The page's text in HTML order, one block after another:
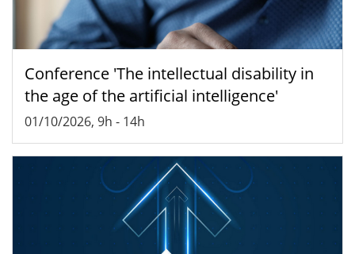
Conference 'The intellectual disability in
the age of the artificial intelligence'
01/10/2026, 9h - 14h